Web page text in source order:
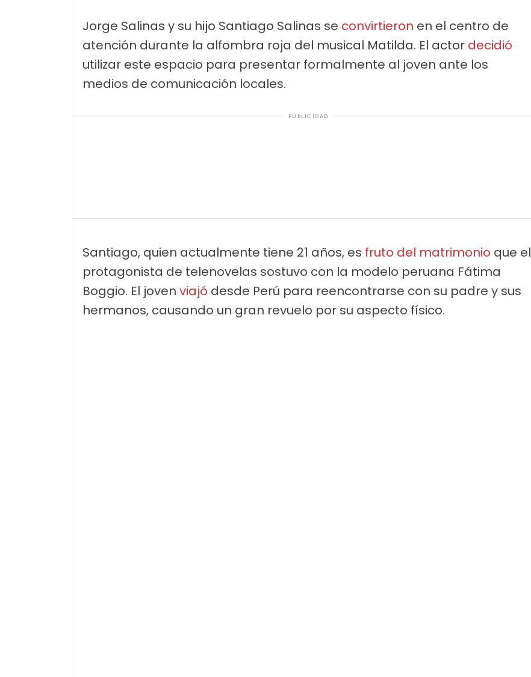
Jorge Salinas y su hijo Santiago Salinas se convirtieron en el centro de
atención durante la alfombra roja del musical Matilda. El actor decidió
utilizar este espacio para presentar formalmente al joven ante los
medios de comunicación locales.
PUBLICIDAD
Santiago, quien actualmente tiene 21 años, es fruto del matrimonio que el
protagonista de telenovelas sostuvo con la modelo peruana Fátima
Boggio. El joven viajó desde Perú para reencontrarse con su padre y sus
hermanos, causando un gran revuelo por su aspecto físico.